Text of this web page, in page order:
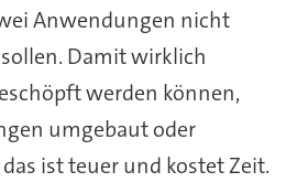
Anwendungen nicht
Damit wirklich
werden können,
umgebaut oder
ist teuer und kostet Zeit.